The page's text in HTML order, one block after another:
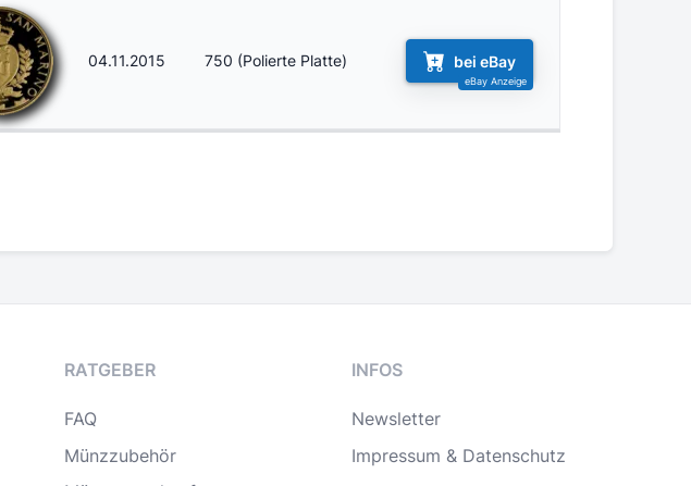
04.11.2015 750 (Polierte Platte) bei eBay
RATGEBER
FAQ
Münzzubehör
INFOS
Newsletter
Impressum & Datenschutz